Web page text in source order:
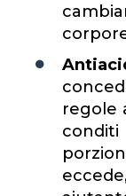
regole